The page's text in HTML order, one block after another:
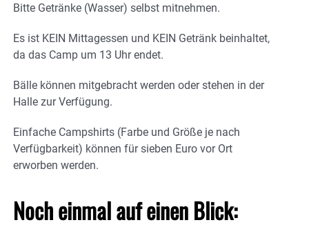
Bitte Getränke (Wasser) selbst mitnehmen.
Es ist KEIN Mittagessen und KEIN Getränk beinhaltet,
da das Camp um 13 Uhr endet.
Bälle können mitgebracht werden oder stehen in der
Halle zur Verfügung.
Einfache Campshirts (Farbe und Größe je nach
Verfügbarkeit) können für sieben Euro vor Ort
erworben werden.
Noch einmal auf einen Blick: